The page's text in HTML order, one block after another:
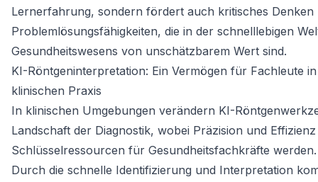
Lernerfahrung, sondern fördert auch kritisches Denken
Problemlösungsfähigkeiten, die in der schnelllebigen
Gesundheitswesens von unschätzbarem Wert sind.
KI-Röntgeninterpretation: Ein Vermögen für Fachleute
klinischen Praxis
In klinischen Umgebungen verändern KI-
Landschaft der Diagnostik, wobei Präzision und
Schlüsselressourcen für Gesundheitsfachkräfte werden.
Durch die schnelle Identifizierung und Interpretation